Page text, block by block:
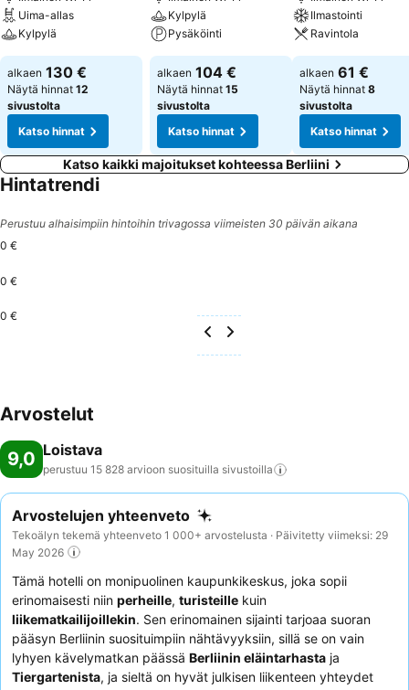
Uima-allas
Kylpylä
alkaen 130 €
Näytä hinnat 12
sivustolta
Katso hinnat
Kylpylä
Pysäköinti
alkaen 104 €
Näytä hinnat 15
sivustolta
Katso hinnat
Ilmastointi
Ravintola
alkaen 61 €
Näytä hinnat 8
sivustolta
Katso hinnat
Katso kaikki majoitukset kohteessa Berliini
Hintatrendi
Perustuu alhaisimpiin hintoihin trivagossa viimeisten 30 päivän aikana
0 €
0 €
0 €
Arvostelut
9,0 Loistava
perustuu 15 828 arvioon suosituilla sivustoilla
Arvostelujen yhteenveto
Tekoälyn tekemä yhteenveto 1 000+ arvostelusta · Päivitetty viimeksi: 29
May 2026
Tämä hotelli on monipuolinen kaupunkikeskus, joka sopii
erinomaisesti niin perheille, turisteille kuin
liikematkailijoillekin. Sen erinomainen sijainti tarjoaa suoran
pääsyn Berliinin suosituimpiin nähtävyyksiin, sillä se on vain
lyhyen kävelymatkan päässä Berliinin eläintarhasta ja
Tiergartenista, ja sieltä on hyvät julkisen liikenteen yhteydet